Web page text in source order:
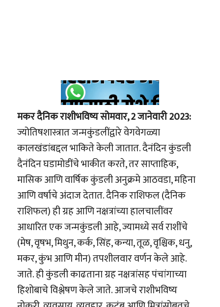
मकर दैनिक राशीभविष्य सोमवार, 2 जानेवारी 2023:
ज्योतिषशास्त्रात जन्मकुंडलींद्वारे वेगवेगळ्या
कालखंडांबद्दल भाकिते केली जातात. दैनंदिन कुंडली
दैनंदिन घडामोडींचे भाकीत करते, तर साप्ताहिक,
मासिक आणि वार्षिक कुंडली अनुक्रमे आठवडा, महिना
आणि वर्षाचे अंदाज देतात. दैनिक राशिफल (दैनिक
राशिफल) ही ग्रह आणि नक्षत्रांच्या हालचालींवर
आधारित एक जन्मकुंडली आहे, ज्यामध्ये सर्व राशींचे
(मेष, वृषभ, मिथुन, कर्क, सिंह, कन्या, तूळ, वृश्चिक, धनु,
मकर, कुंभ आणि मीन) तपशीलवार वर्णन केले आहे.
जाते. ही कुंडली काढताना ग्रह नक्षत्रांसह पंचांगाच्या
हिशोबाचे विश्लेषण केले जाते. आजचे राशीभविष्य